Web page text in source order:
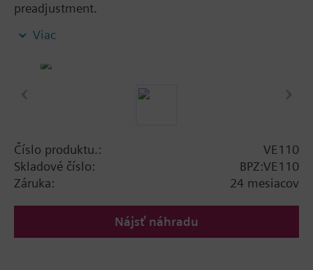
preadjustment.
Additional info
actuators and radiator controllers
SSA.../STA../RT../REH..
Viac
Číslo produktu.:
VE110
Skladové číslo:
BPZ:VE110
Záruka:
24 mesiacov
Nájsť náhradu